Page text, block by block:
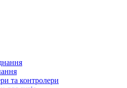
та контролери